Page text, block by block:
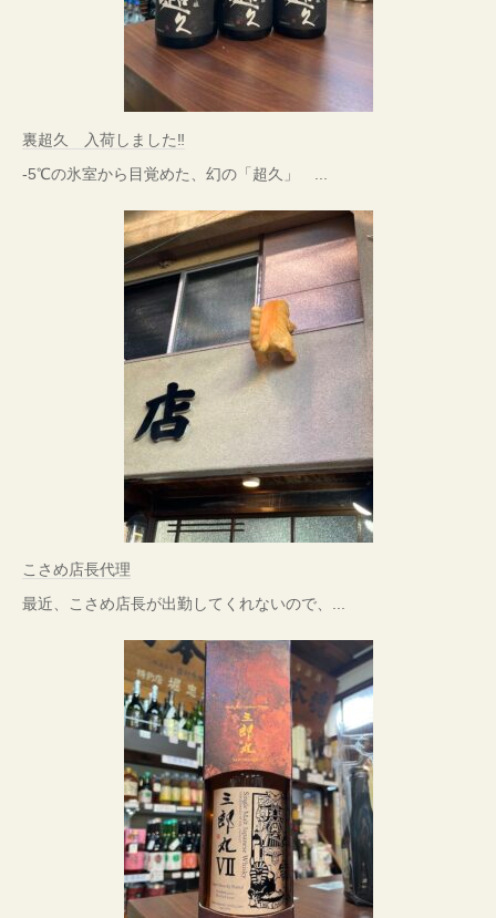
裏超久 入荷しました‼
-5℃の氷室から目覚めた、幻の「超久」 ...
こさめ店長代理
最近、こさめ店長が出勤してくれないので、...